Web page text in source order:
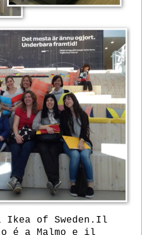
of Sweden.Il
é a
Malmo e il